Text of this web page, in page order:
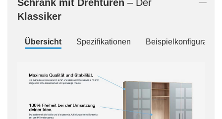
Schrank mit Drehtüren – Der
Klassiker
Übersicht Spezifikationen